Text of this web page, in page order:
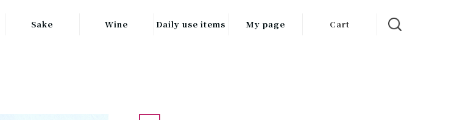
Sake Wine Daily use items My page Cart